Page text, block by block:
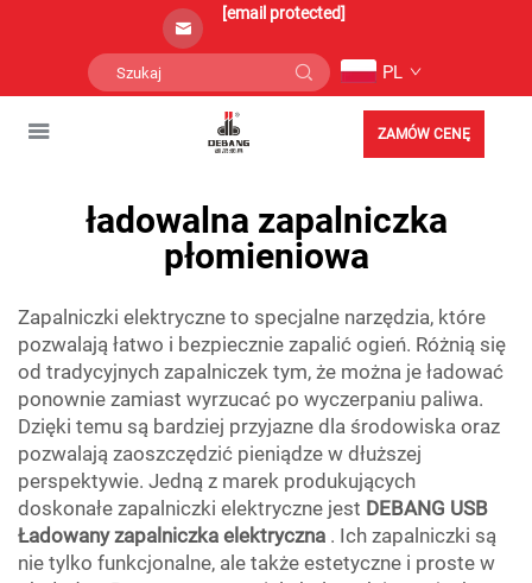
[email protected]
PL
ZAMÓW CENĘ
ładowalna zapalniczka
płomieniowa
Zapalniczki elektryczne to specjalne narzędzia, które
pozwalają łatwo i bezpiecznie zapalić ogień. Różnią się
od tradycyjnych zapalniczek tym, że można je ładować
ponownie zamiast wyrzucać po wyczerpaniu paliwa.
Dzięki temu są bardziej przyjazne dla środowiska oraz
pozwalają zaoszczędzić pieniądze w dłuższej
perspektywie. Jedną z marek produkujących
doskonałe zapalniczki elektryczne jest DEBANG USB
Ładowany zapalniczka elektryczna . Ich zapalniczki są
nie tylko funkcjonalne, ale także estetyczne i proste w